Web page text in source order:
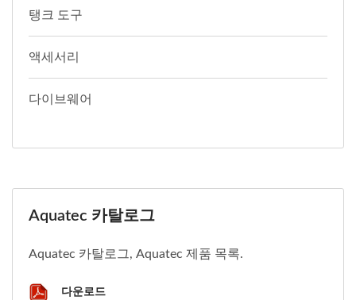
탱크 도구
액세서리
다이브웨어
Aquatec 카탈로그
Aquatec 카탈로그, Aquatec 제품 목록.
다운로드